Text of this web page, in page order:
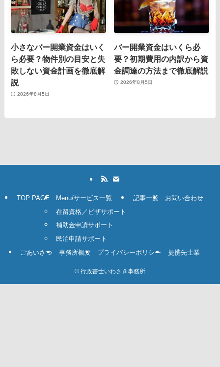
小さなバー開業資金はいく
ら必要？物件別の目安と失
敗しない資金計画を徹底解
説
2026年8月5日
バー開業資金はいくら必
要？初期費用の内訳から資
金調達の方法まで徹底解説
2026年8月5日
TOP PAGE
Menu/サービス一覧
在留資格／ビザサポート
補助金申請サポート
民泊申請サポート
記事一覧 お問い合わせ
ごあいさつ 事務所概要 プライバシーポリシー 提携先士業
© 行政書士いわさき事務所